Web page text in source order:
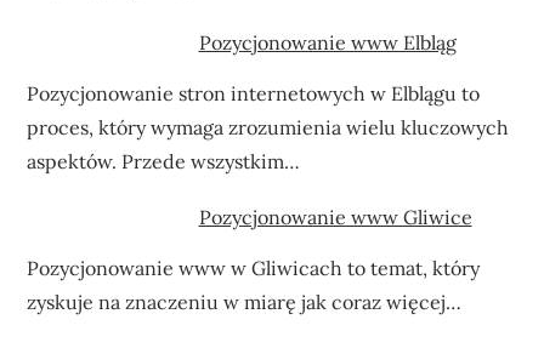
Pozycjonowanie www Elbląg
Pozycjonowanie stron internetowych w Elblągu to
proces, który wymaga zrozumienia wielu kluczowych
aspektów. Przede wszystkim…
Pozycjonowanie www Gliwice
Pozycjonowanie www w Gliwicach to temat, który
zyskuje na znaczeniu w miarę jak coraz więcej…